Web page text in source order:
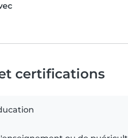
certifications